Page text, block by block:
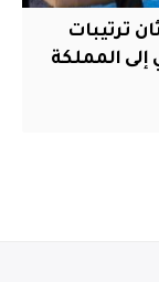
ترتيبات
إلى المملكة